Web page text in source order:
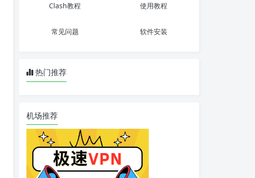
Clash教程 使用教程
常见问题 软件安装
热门推荐
机场推荐